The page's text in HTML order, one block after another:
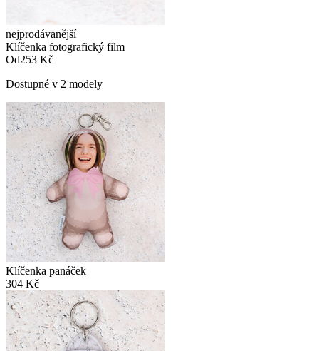
nejprodávanější
Klíčenka fotografický film
Od253 Kč
Dostupné v 2 modely
Klíčenka panáček
304 Kč